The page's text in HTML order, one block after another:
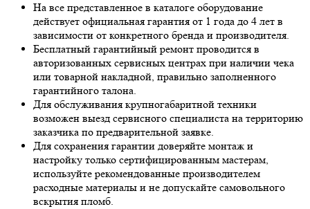
На все представленное в каталоге оборудование
действует официальная гарантия от 1 года до 4 лет в
зависимости от конкретного бренда и производителя.
Бесплатный гарантийный ремонт проводится в
авторизованных сервисных центрах при наличии чека
или товарной накладной, правильно заполненного
гарантийного талона.
Для обслуживания крупногабаритной техники
возможен выезд сервисного специалиста на территорию
заказчика по предварительной заявке.
Для сохранения гарантии доверяйте монтаж и
настройку только сертифицированным мастерам,
используйте рекомендованные производителем
расходные материалы и не допускайте самовольного
вскрытия пломб.